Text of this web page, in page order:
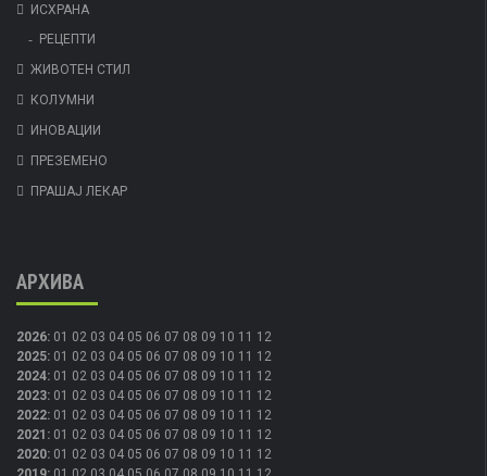
ИСХРАНА
РЕЦЕПТИ
ЖИВОТЕН СТИЛ
КОЛУМНИ
ИНОВАЦИИ
ПРЕЗЕМЕНО
ПРАШАЈ ЛЕКАР
АРХИВА
2026: 01 02 03 04 05 06 07 08 09 10 11 12
2025: 01 02 03 04 05 06 07 08 09 10 11 12
2024: 01 02 03 04 05 06 07 08 09 10 11 12
2023: 01 02 03 04 05 06 07 08 09 10 11 12
2022: 01 02 03 04 05 06 07 08 09 10 11 12
2021 : 01 02 03 04 05 06 07 08 09 10 11 12
2020: 01 02 03 04 05 06 07 08 09 10 11 12